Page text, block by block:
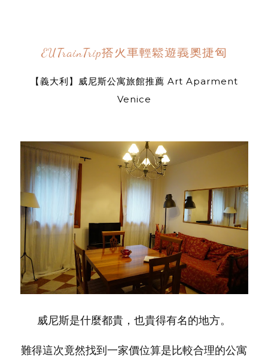
EUTrainTrip搭火車輕鬆遊義奧捷匈
【義大利】威尼斯公寓旅館推薦 Art Aparment
Venice
威尼斯是什麼都貴，也貴得有名的地方。
難得這次竟然找到一家價位算是比較合理的公寓